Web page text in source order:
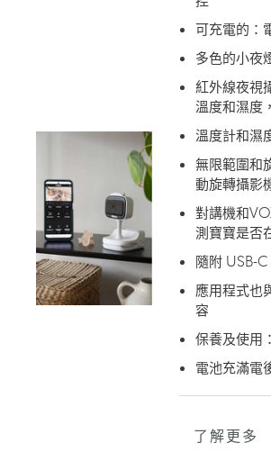
可充電的：
多色的小夜
紅外線夜視
溫度和濕度
溫度計和濕
無限範圍和
動旋轉攝影
對講機和
測寶寶是否
隨附 USB-
應用程式也
容
保養及使用
電池充滿電
了解更多